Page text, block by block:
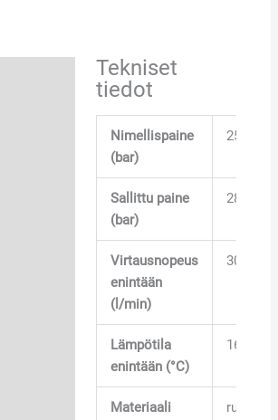
Tekniset
tiedot
Nimellispaine
(bar)
250
Sallittu paine
(bar)
280
Virtausnopeus
enintään
(l/min)
30
Lämpötila
enintään (°C)
160
Materiaali
runko